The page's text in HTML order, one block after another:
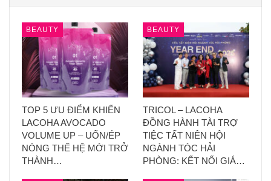
BEAUTY
TOP 5 ƯU ĐIỂM KHIẾN
LACOHA AVOCADO
VOLUME UP – UỐN/ÉP
NÓNG THẾ HỆ MỚI TRỞ
THÀNH…
BEAUTY
TRICOL – LACOHA
ĐỒNG HÀNH TÀI TRỢ
TIỆC TẤT NIÊN HỘI
NGÀNH TÓC HẢI
PHÒNG: KẾT NỐI GIÁ…